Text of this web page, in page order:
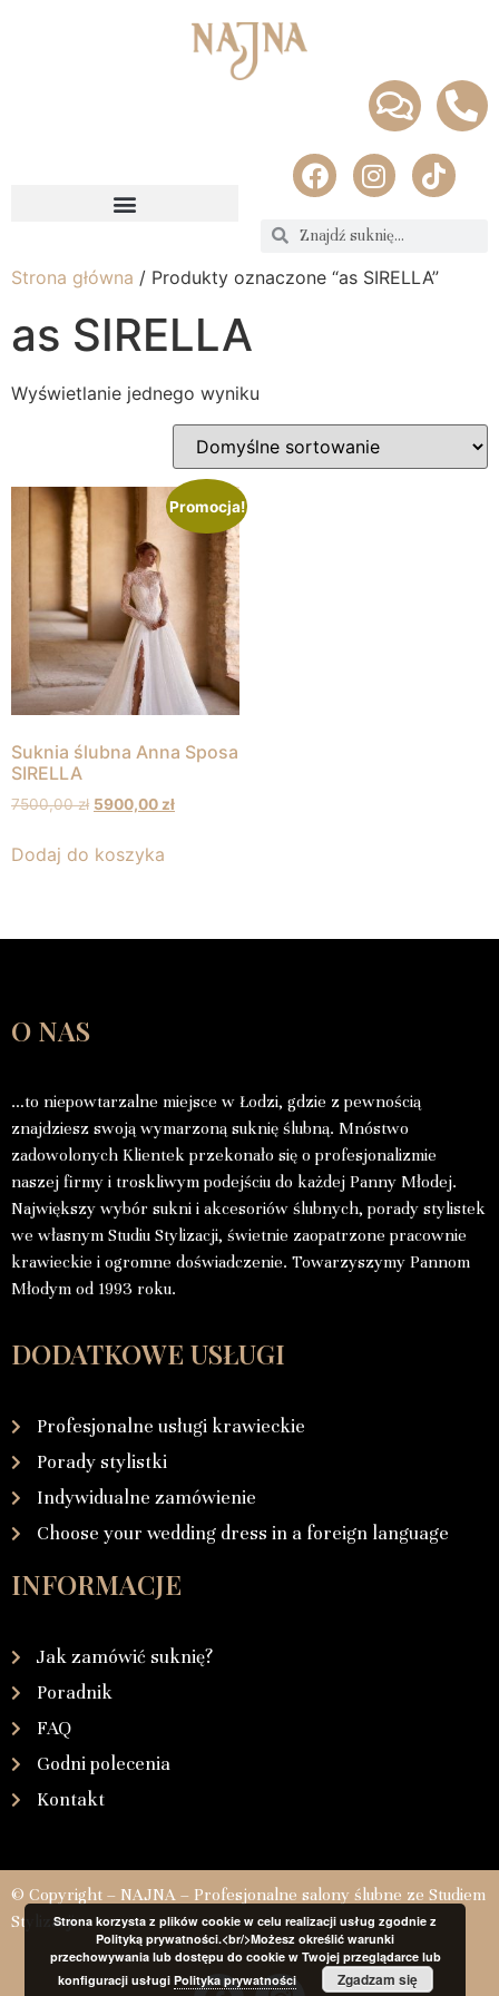
Strona główna / Produkty oznaczone “as SIRELLA”
as SIRELLA
Wyświetlanie jednego wyniku
Promocja!
Suknia ślubna Anna Sposa
SIRELLA
7500,00zł 5900,00zł
Dodaj do koszyka
O NAS
…to niepowtarzalne miejsce w Łodzi, gdzie z pewnością
znajdziesz swoją wymarzoną suknię ślubną. Mnóstwo
zadowolonych Klientek przekonało się o profesjonalizmie
naszej firmy i troskliwym podejściu do każdej Panny Młodej.
Największy wybór sukni i akcesoriów ślubnych, porady stylistek
we własnym Studiu Stylizacji, świetnie zaopatrzone pracownie
krawieckie i ogromne doświadczenie. Towarzyszymy Pannom
Młodym od 1993 roku.
DODATKOWE USŁUGI
Profesjonalne usługi krawieckie
Porady stylistki
Indywidualne zamówienie
Choose your wedding dress in a foreign language
INFORMACJE
Jak zamówić suknię?
Poradnik
FAQ
Godni polecenia
Kontakt
© Copyright – NAJNA – Profesjonalne salony ślubne ze Studiem
StylizacjiStrona korzysta z plików cookie w celu realizacji usług zgodnie z
Polityką prywatności.<br/>Możesz określić warunki
przechowywania lub dostępu do cookie w Twojej przeglądarce lub
konfiguracji usługi Polityka prywatności Zgadzam się